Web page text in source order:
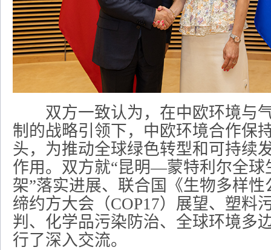
双方一致认为，在中欧环境与
制的战略引领下，中欧环境合作保
头，为推动全球绿色转型和可持续
作用。双方就“昆明—蒙特利尔全球
架”落实进展、联合国《生物多样
缔约方大会（COP17）展望、塑料
判、化学品污染防治、全球环境多
行了深入交流。